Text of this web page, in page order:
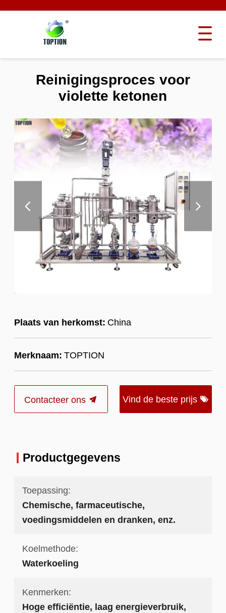
Plaats van herkomst: China
Merknaam: TOPTION
Contacteer ons Vind de beste prijs
Reinigingsproces voor
violette ketonen
Productgegevens
Toepassing:
Chemische, farmaceutische,
voedingsmiddelen en dranken, enz.
Koelmethode:
Waterkoeling
Kenmerken:
Hoge efficiëntie, laag energieverbruik,